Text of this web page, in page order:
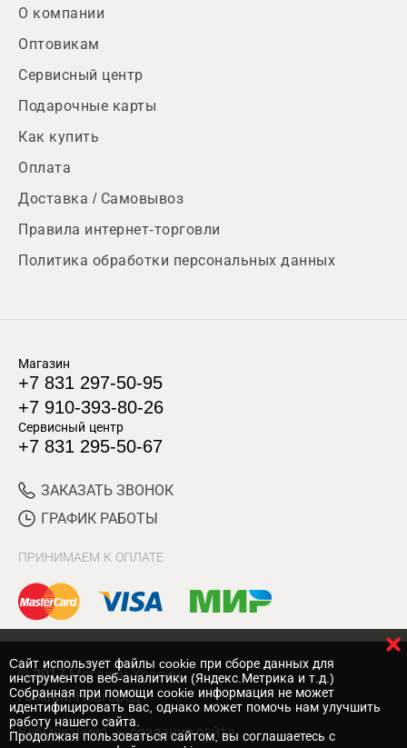
О компании
Оптовикам
Сервисный центр
Подарочные карты
Как купить
Оплата
Доставка / Самовывоз
Правила интернет-торговли
Политика обработки персональных данных
Магазин
+7 831 297-50-95
+7 910-393-80-26
Сервисный центр
+7 831 295-50-67
ЗАКАЗАТЬ ЗВОНОК
ГРАФИК РАБОТЫ
ПРИНИМАЕМ К ОПЛАТЕ
© 2017 Магазин Хозяин
Нижний Новгород
Вебмеханика — создание сайта
Cайт использует файлы cookie при сборе данных для
инструментов веб-аналитики (Яндекс.Метрика и т.д.)
Собранная при помощи cookie информация не может
идентифицировать вас, однако может помочь нам улучшить
работу нашего сайта.
Продолжая пользоваться сайтом, вы соглашаетесь с